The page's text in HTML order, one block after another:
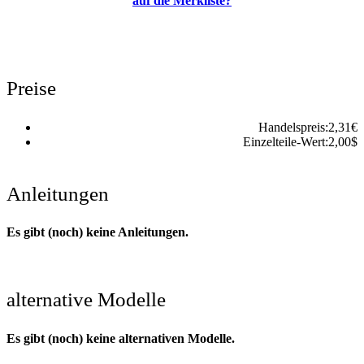
Preise
Handelspreis:2,31€
Einzelteile-Wert:2,00$
Anleitungen
Es gibt (noch) keine Anleitungen.
alternative Modelle
Es gibt (noch) keine alternativen Modelle.